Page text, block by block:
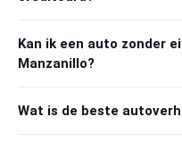
Kan ik een auto zonder
Manzanillo?
Wat is de beste